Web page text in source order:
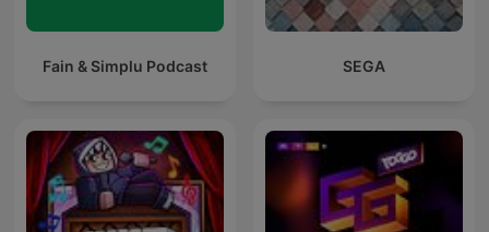
Fain & Simplu Podcast SEGA